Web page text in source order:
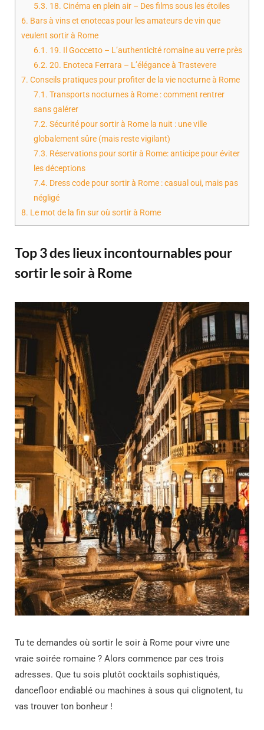
5.3. 18. Cinéma en plein air – Des films sous les étoiles
6. Bars à vins et enotecas pour les amateurs de vin que
veulent sortir à Rome
6.1. 19. Il Goccetto – L’authenticité romaine au verre près
6.2. 20. Enoteca Ferrara – L’élégance à Trastevere
7. Conseils pratiques pour profiter de la vie nocturne à Rome
7.1. Transports nocturnes à Rome : comment rentrer
sans galérer
7.2. Sécurité pour sortir à Rome la nuit : une ville
globalement sûre (mais reste vigilant)
7.3. Réservations pour sortir à Rome: anticipe pour éviter
les déceptions
7.4. Dress code pour sortir à Rome : casual oui, mais pas
négligé
8. Le mot de la fin sur où sortir à Rome
Top 3 des lieux incontournables pour
sortir le soir à Rome
Tu te demandes où sortir le soir à Rome pour vivre une
vraie soirée romaine ? Alors commence par ces trois
adresses. Que tu sois plutôt cocktails sophistiqués,
dancefloor endiablé ou machines à sous qui clignotent, tu
vas trouver ton bonheur !